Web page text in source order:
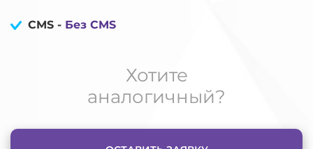
CMS - Без CMS
Хотите
аналогичный?